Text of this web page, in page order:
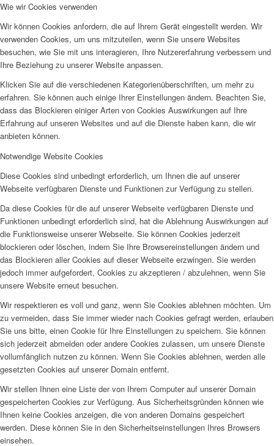
Wie wir Cookies verwenden
Wir können Cookies anfordern, die auf Ihrem Gerät eingestellt werden. Wir
verwenden Cookies, um uns mitzuteilen, wenn Sie unsere Websites
besuchen, wie Sie mit uns interagieren, Ihre Nutzererfahrung verbessern und
Ihre Beziehung zu unserer Website anpassen.
Klicken Sie auf die verschiedenen Kategorienüberschriften, um mehr zu
erfahren. Sie können auch einige Ihrer Einstellungen ändern. Beachten Sie,
dass das Blockieren einiger Arten von Cookies Auswirkungen auf Ihre
Erfahrung auf unseren Websites und auf die Dienste haben kann, die wir
anbieten können.
Notwendige Website Cookies
Diese Cookies sind unbedingt erforderlich, um Ihnen die auf unserer
Webseite verfügbaren Dienste und Funktionen zur Verfügung zu stellen.
Da diese Cookies für die auf unserer Webseite verfügbaren Dienste und
Funktionen unbedingt erforderlich sind, hat die Ablehnung Auswirkungen auf
die Funktionsweise unserer Webseite. Sie können Cookies jederzeit
blockieren oder löschen, indem Sie Ihre Browsereinstellungen ändern und
das Blockieren aller Cookies auf dieser Webseite erzwingen. Sie werden
jedoch immer aufgefordert, Cookies zu akzeptieren / abzulehnen, wenn Sie
unsere Website erneut besuchen.
Wir respektieren es voll und ganz, wenn Sie Cookies ablehnen möchten. Um
zu vermeiden, dass Sie immer wieder nach Cookies gefragt werden, erlauben
Sie uns bitte, einen Cookie für Ihre Einstellungen zu speichern. Sie können
sich jederzeit abmelden oder andere Cookies zulassen, um unsere Dienste
vollumfänglich nutzen zu können. Wenn Sie Cookies ablehnen, werden alle
gesetzten Cookies auf unserer Domain entfernt.
Wir stellen Ihnen eine Liste der von Ihrem Computer auf unserer Domain
gespeicherten Cookies zur Verfügung. Aus Sicherheitsgründen können wie
Ihnen keine Cookies anzeigen, die von anderen Domains gespeichert
werden. Diese können Sie in den Sicherheitseinstellungen Ihres Browsers
einsehen.